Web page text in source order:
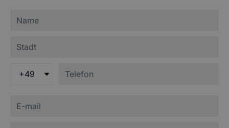
+49